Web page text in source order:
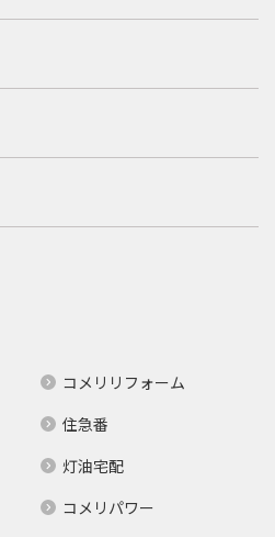
コメリリフォーム
住急番
灯油宅配
コメリパワー